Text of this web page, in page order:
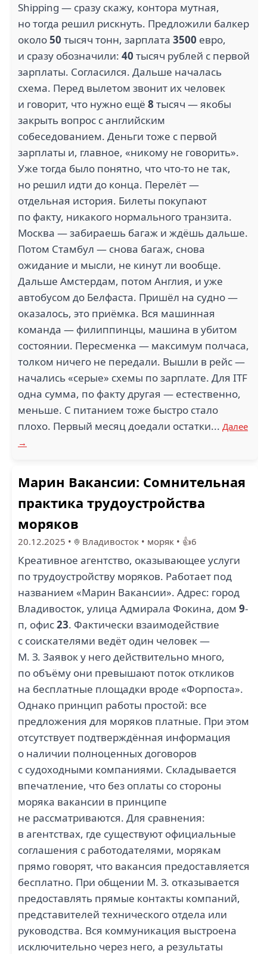
Shipping — сразу скажу, контора мутная,
но тогда решил рискнуть. Предложили балкер
около50 тысяч тонн, зарплата 3500 евро,
и сразу обозначили: 40 тысяч рублей с первой
зарплаты. Согласился. Дальше началась
схема. Перед вылетом звонит их человек
и говорит, что нужно ещё 8 тысяч — якобы
закрыть вопрос с английским
собеседованием. Деньги тоже с первой
зарплаты и, главное, «никому не говорить».
Уже тогда было понятно, что что-то не так,
но решил идти до конца. Перелёт —
отдельная история. Билеты покупают
по факту, никакого нормального транзита.
Москва — забираешь багаж и ждёшь дальше.
Потом Стамбул — снова багаж, снова
ожидание и мысли, не кинут ли вообще.
Дальше Амстердам, потом Англия, и уже
автобусом до Белфаста. Пришёл на судно —
оказалось, это приёмка. Вся машинная
команда — филиппинцы, машина в убитом
состоянии. Пересменка — максимум полчаса,
толком ничего не передали. Вышли в рейс —
начались «серые» схемы по зарплате. Для ITF
одна сумма, по факту другая — естественно,
меньше. С питанием тоже быстро стало
плохо. Первый месяц доедали остатки... Далее
→
Марин Вакансии: Сомнительная
практика трудоустройства
моряков
20.12.2025 • Владивосток • моряк • 👍6
Креативное агентство, оказывающее услуги
по трудоустройству моряков. Работает под
названием «Марин Вакансии». Адрес: город
Владивосток, улица Адмирала Фокина, дом 9-
п, офис23. Фактически взаимодействие
с соискателями ведёт один человек —
М. З. Заявок у него действительно много,
по объёму они превышают поток откликов
на бесплатные площадки вроде «Форпоста».
Однако принцип работы простой: все
предложения для моряков платные. При этом
отсутствует подтверждённая информация
о наличии полноценных договоров
с судоходными компаниями. Складывается
впечатление, что без оплаты со стороны
моряка вакансии в принципе
не рассматриваются. Для сравнения:
в агентствах, где существуют официальные
соглашения с работодателями, морякам
прямо говорят, что вакансия предоставляется
бесплатно. При общении М. З. отказывается
предоставлять прямые контакты компаний,
представителей технического отдела или
руководства. Вся коммуникация выстроена
исключительно через него, а результаты